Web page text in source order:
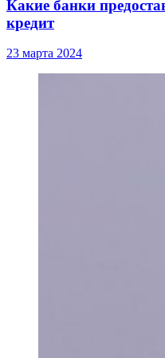
Какие банки
кредит
23 марта 2024